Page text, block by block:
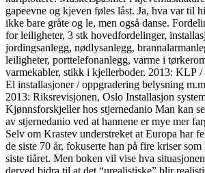
gapeevne og kjeven føles låst. Ja, hva var til
ikke bare gråte og le, men også danse.
for leiligheter, 3 stk hovedfordelinger,
jordingsanlegg, nødlysanlegg,
leiligheter, porttelefonanlegg, varme i
varmekabler, stikk i kjellerboder. 2013: KLP
El installasjoner / oppgradering belysning
2013: Riksrevisjonen, Oslo Installasjon
Kjønnsforskjeller hos stjernedanio Man kan
av stjernedanio ved at hannene er mye mer
Selv om Krastev understreket at Europa har
de siste 70 år, fokuserte han på fire kriser
siste tiåret. Men boken vil vise hva
derved bidra til at det “urealistiske” blir